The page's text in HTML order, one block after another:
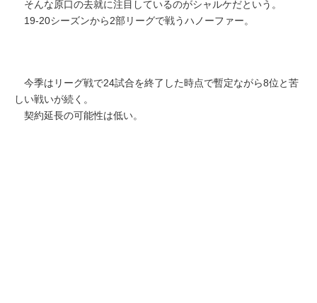
そんな原口の去就に注目しているのがシャルケだという。
19-20シーズンから2部リーグで戦うハノーファー。
今季はリーグ戦で24試合を終了した時点で暫定ながら8位と苦
しい戦いが続く。
契約延長の可能性は低い。